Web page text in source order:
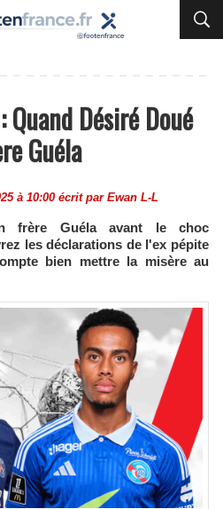
Désiré Doué
Guéla
à 10:00 écrit par Ewan L-L
frère Guéla avant le choc
les déclarations de l'ex pépite
bien mettre la misère au